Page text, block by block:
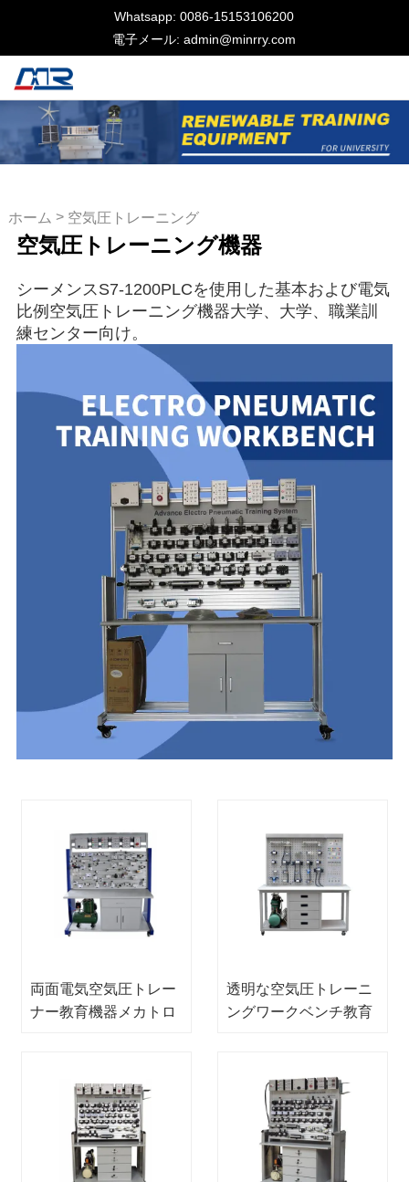
Whatsapp: 0086-15153106200
電子メール: admin@minrry.com
ホーム > 空気圧トレーニング
機器
空気圧トレーニング機器
シーメンスS7-1200PLCを使用した基本および電気
比例空気圧トレーニング機器大学、大学、職業訓
練センター向け。
両面電気空気圧トレー
ナー教育機器メカトロ
透明な空気圧トレーニ
ングワークベンチ教育